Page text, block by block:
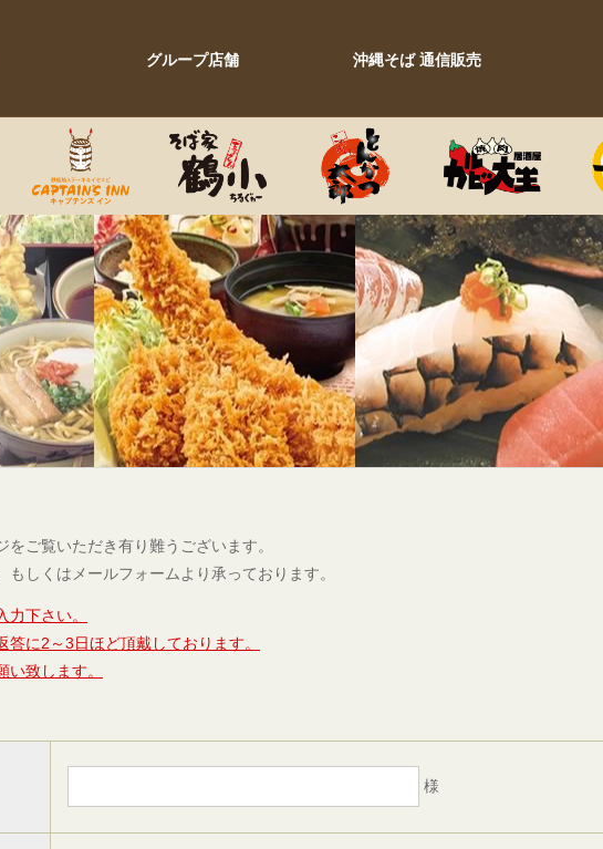
グループ店舗 沖縄そば 通信販売
ご覧いただき有り難うございます。
しくはメールフォームより承っております。
下さい。
に2～3日ほど頂戴しております。
致します。
様